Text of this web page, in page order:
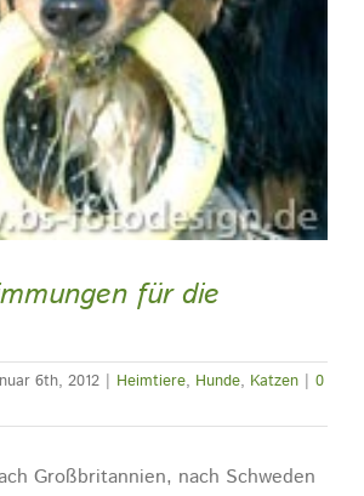
für die
6th, 2012 Heimtiere, Hunde, Katzen
0
Großbritannien, nach Schweden